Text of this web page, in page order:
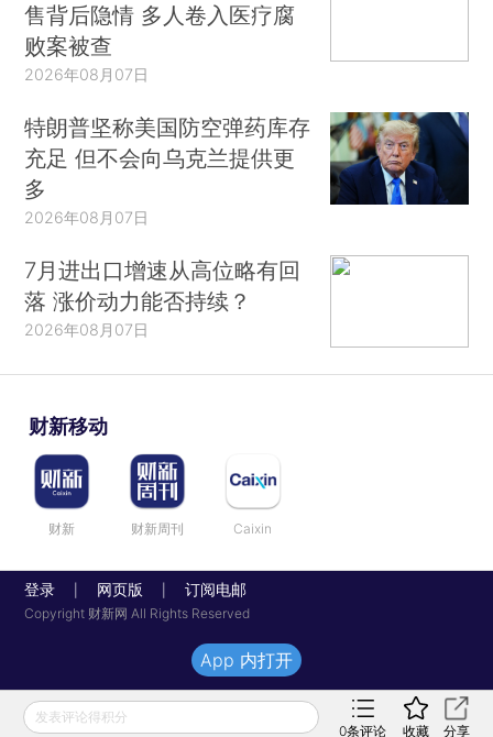
售背后隐情 多人卷入医疗腐
败案被查
2026年08月07日
特朗普坚称美国防空弹药库存
充足 但不会向乌克兰提供更
多
2026年08月07日
7月进出口增速从高位略有回
落 涨价动力能否持续？
2026年08月07日
财新移动
财新 财新周刊 Caixin
登录 网页版 订阅电邮
Copyright 财新网 All Rights Reserved
发表评论得积分
0条评论 收藏 分享
App 内打开